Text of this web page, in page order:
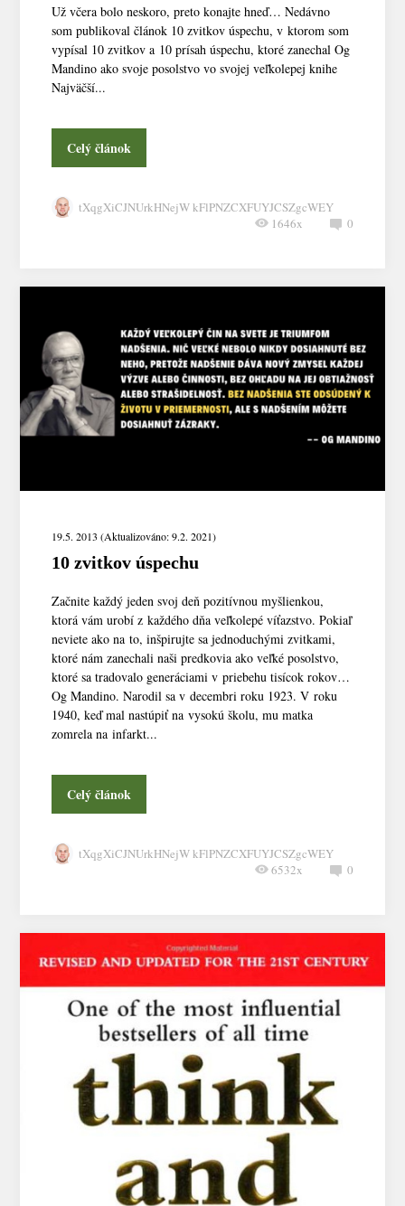
Už včera bolo neskoro, preto konajte hneď… Nedávno
som publikoval článok 10 zvitkov úspechu, v ktorom som
vypísal 10 zvitkov a 10 prísah úspechu, ktoré zanechal Og
Mandino ako svoje posolstvo vo svojej veľkolepej knihe
Najväčší...
Celý článok
tXqgXiCJNUrkHNejW kFlPNZCXFUYJCSZgcWEY
0
1646x
19.5. 2013 (Aktualizováno: 9.2. 2021)
10 zvitkov úspechu
Začnite každý jeden svoj deň pozitívnou myšlienkou,
ktorá vám urobí z každého dňa veľkolepé víťazstvo. Pokiaľ
neviete ako na to, inšpirujte sa jednoduchými zvitkami,
ktoré nám zanechali naši predkovia ako veľké posolstvo,
ktoré sa tradovalo generáciami v priebehu tisícok rokov…
Og Mandino. Narodil sa v decembri roku 1923. V roku
1940, keď mal nastúpiť na vysokú školu, mu matka
zomrela na infarkt...
Celý článok
tXqgXiCJNUrkHNejW kFlPNZCXFUYJCSZgcWEY
0
6532x